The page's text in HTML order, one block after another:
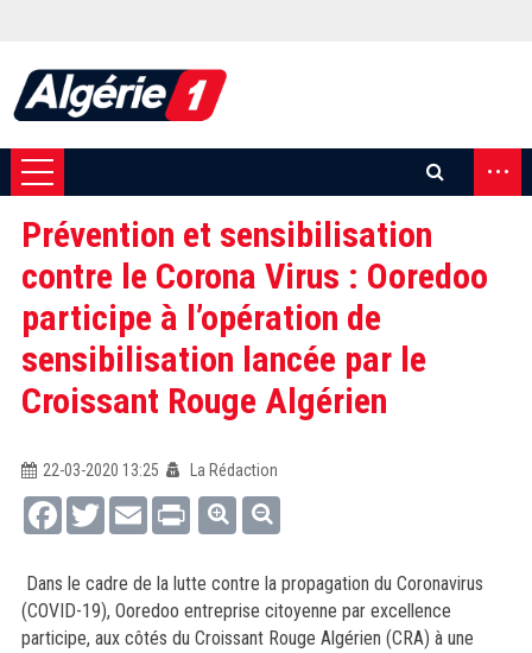
...
Prévention et sensibilisation
contre le Corona Virus : Ooredoo
participe à l’opération de
sensibilisation lancée par le
Croissant Rouge Algérien
22-03-2020 13:25
La Rédaction
FacebookTwitterEmail Print
Dans le cadre de la lutte contre la propagation du Coronavirus
(COVID-19), Ooredoo entreprise citoyenne par excellence
participe, aux côtés du Croissant Rouge Algérien (CRA) à une